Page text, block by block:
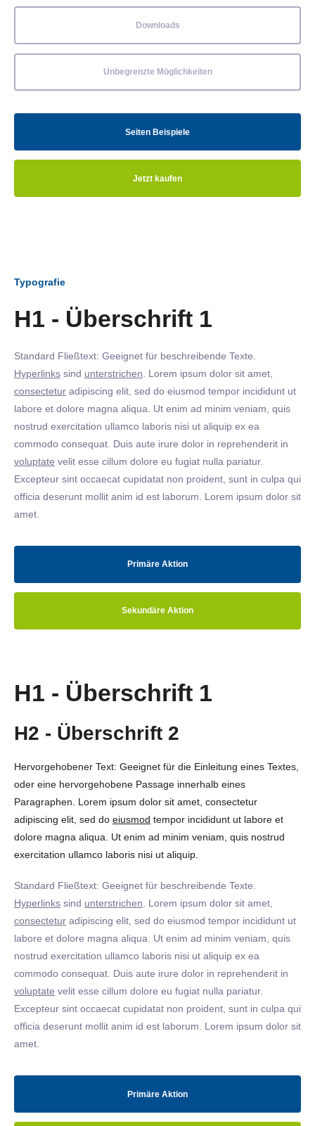
Downloads
Unbegrenzte Möglichkeiten
Seiten Beispiele
Jetzt kaufen
Typografie
H1 - Überschrift 1
Standard Fließtext: Geeignet für beschreibende Texte.
Hyperlinks sind unterstrichen . Lorem ipsum dolor sit amet,
consectetur adipiscing elit, sed do eiusmod tempor incididunt ut
labore et dolore magna aliqua. Ut enim ad minim veniam, quis
nostrud exercitation ullamco laboris nisi ut aliquip ex ea
commodo consequat. Duis aute irure dolor in reprehenderit in
voluptate velit esse cillum dolore eu fugiat nulla pariatur.
Excepteur sint occaecat cupidatat non proident, sunt in culpa qui
officia deserunt mollit anim id est laborum. Lorem ipsum dolor sit
amet.
Primäre Aktion
Sekundäre Aktion
H1 - Überschrift 1
H2 - Überschrift 2
Hervorgehobener Text: Geeignet für die Einleitung eines Textes,
oder eine hervorgehobene Passage innerhalb eines
Paragraphen. Lorem ipsum dolor sit amet, consectetur
adipiscing elit, sed do eiusmod tempor incididunt ut labore et
dolore magna aliqua. Ut enim ad minim veniam, quis nostrud
exercitation ullamco laboris nisi ut aliquip.
Standard Fließtext: Geeignet für beschreibende Texte.
Hyperlinks sind unterstrichen . Lorem ipsum dolor sit amet,
consectetur adipiscing elit, sed do eiusmod tempor incididunt ut
labore et dolore magna aliqua. Ut enim ad minim veniam, quis
nostrud exercitation ullamco laboris nisi ut aliquip ex ea
commodo consequat. Duis aute irure dolor in reprehenderit in
voluptate velit esse cillum dolore eu fugiat nulla pariatur.
Excepteur sint occaecat cupidatat non proident, sunt in culpa qui
officia deserunt mollit anim id est laborum. Lorem ipsum dolor sit
amet.
Primäre Aktion